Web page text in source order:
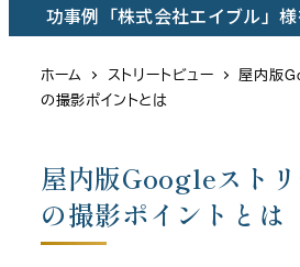
功事例「株式会社エイブル」
ホーム ストリートビュー
屋内版
の撮影ポイントとは
屋内版Googleスト
の撮影ポイントとは